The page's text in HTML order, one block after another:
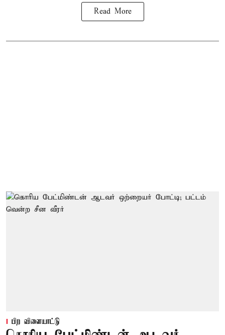
Read More
பிற விளையாட்டு